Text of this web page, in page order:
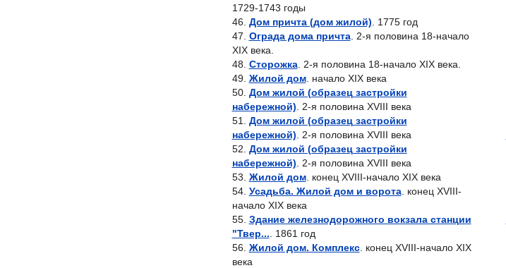
1729-1743 годы
Дом причта (дом жилой) . 1775 год
Ограда дома причта. 2-я половина 18-начало
XIX века.
Сторожка. 2-я половина 18-начало XIX века.
Жилой дом. начало XIX века
Дом жилой (образец застройки
набережной) . 2-я половина XVIII века
Дом жилой (образец застройки
набережной) . 2-я половина XVIII века
Дом жилой (образец застройки
набережной) . 2-я половина XVIII века
Жилой дом. конец XVIII-начало XIX века
Усадьба. Жилой дом и ворота. конец XVIII-
начало XIX века
Здание железнодорожного вокзала станции
"Твер... . 1861 год
Жилой дом. Комплекс. конец XVIII-начало XIX
века